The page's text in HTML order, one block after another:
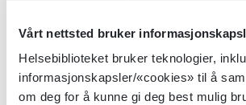
Vårt nettsted bruker
Helsebiblioteket bruker teknologier,
informasjonskapsler/«cookies» til å
om deg for å kunne gi deg best mulig